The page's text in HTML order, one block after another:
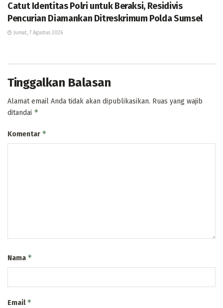
Catut Identitas Polri untuk Beraksi, Residivis
Pencurian Diamankan Ditreskrimum Polda Sumsel
Jumat, 7 Agustus 2026
Tinggalkan Balasan
Alamat email Anda tidak akan dipublikasikan. Ruas yang wajib
ditandai *
Komentar *
Nama *
Email*